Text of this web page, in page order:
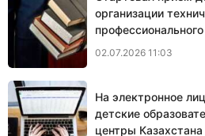
организации
02.07.2026 11:03
На электронное
детские
центры Казахстана